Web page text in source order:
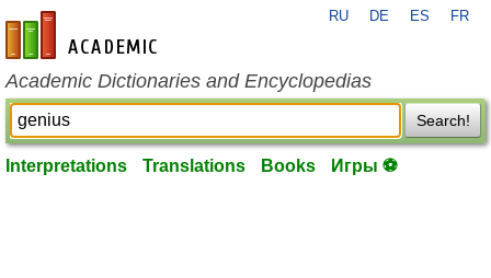
en-academic.com
RU DE ES FR
Academic Dictionaries and Encyclopedias
Search!
Interpretations Translations Books Игры ⚽